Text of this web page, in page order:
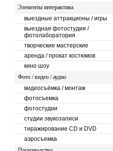
Элементы интерактива
выездные аттракционы / игры
выездная фотостудия /
фотолаборатория
творческие мастерские
аренда / прокат костюмов
кино шоу
Фото / видео / аудио
видеосъёмка / монтаж
фотосъемка
фотостудии
студии звукозаписи
тиражирование CD и DVD
аэросъемка